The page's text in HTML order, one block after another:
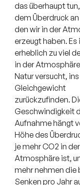
das überhaupt
dem Überdruck
den wir in der
erzeugt haben. Es
erheblich zu viel
in der
Natur versucht, ins
Gleichgewicht
zurückzufinden.
Geschwindigkeit
Aufnahme hängt
Höhe des
je mehr CO2 in der
Atmosphäre ist,
mehr nehmen die
Senken pro Jahr